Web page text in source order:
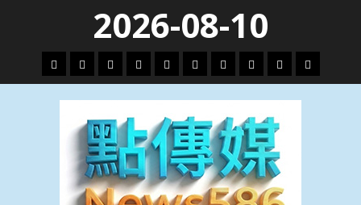
content
2026-08-10
頭
條
財
經
地
方.
會
文
教.
技
專
題
娛
樂
劇
政
治
國
際
運
動
生
活